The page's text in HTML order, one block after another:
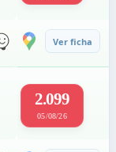
Ver ficha
2.099
05/08/26